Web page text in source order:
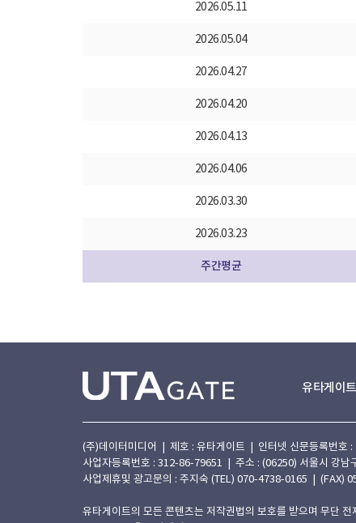
2026.05.11
2026.05.04
2026.04.27
2026.04.20
2026.04.13
2026.04.06
2026.03.30
2026.03.23
주간평균
유타게이트
(주)데이터미디어 | 제호 : 유타게이트 | 인터넷 신문등록번
사업자등록번호 : 312-86-79651 | 주소 : (06250) 서울시 강남
사업제휴및 광고문의 : 주지숙 (TEL) 070-4738-0165 |
유타게이트의 모든 콘텐츠는 저작권법의 보호를 받으며 무단